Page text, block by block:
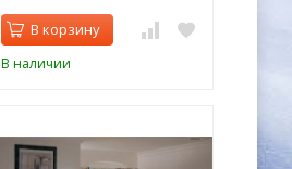
В корзину
В наличии